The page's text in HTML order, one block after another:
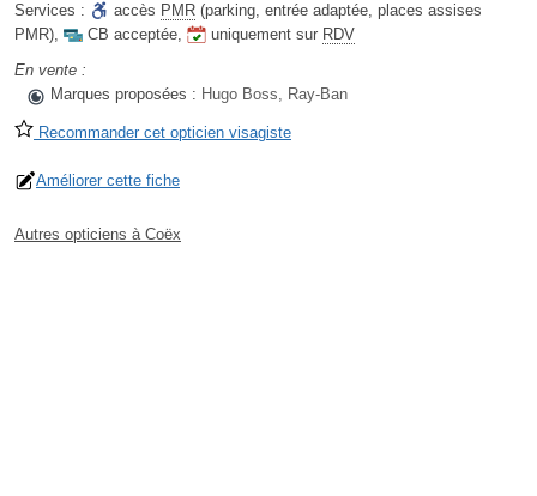
Services :
accès PMR (parking, entrée adaptée, places assises
PMR), CB acceptée, uniquement sur RDV
En vente :
Marques proposées : Hugo Boss, Ray-Ban
Recommander cet opticien visagiste
Améliorer cette fiche
Autres opticiens à Coëx